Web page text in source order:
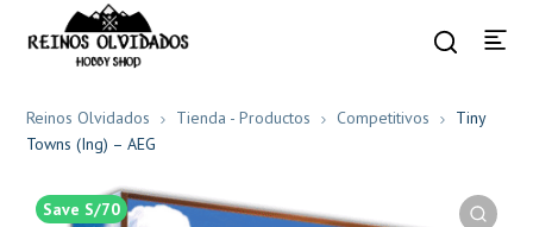
Reinos Olvidados Tienda - Productos Competitivos
Tiny
Towns (Ing) – AEG
Save S/70